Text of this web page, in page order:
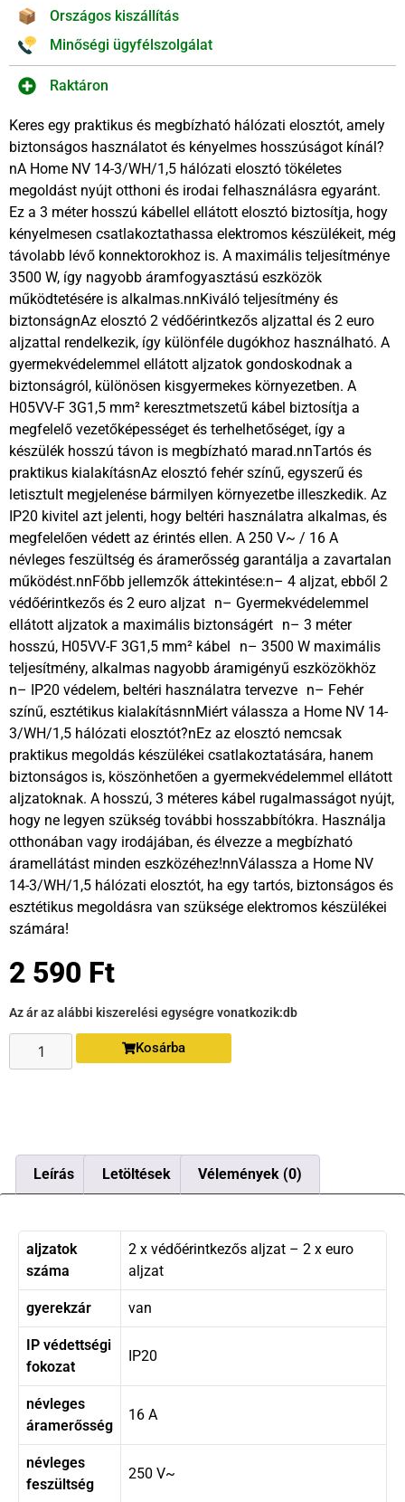
Országos kiszállítás
Minőségi ügyfélszolgálat
Raktáron
Keres egy praktikus és megbízható hálózati elosztót, amely
biztonságos használatot és kényelmes hosszúságot kínál?
nA Home NV 14-3/WH/1,5 hálózati elosztó tökéletes
megoldást nyújt otthoni és irodai felhasználásra egyaránt.
Ez a 3 méter hosszú kábellel ellátott elosztó biztosítja, hogy
kényelmesen csatlakoztathassa elektromos készülékeit, még
távolabb lévő konnektorokhoz is. A maximális teljesítménye
3500 W, így nagyobb áramfogyasztású eszközök
működtetésére is alkalmas.nnKiváló teljesítmény és
biztonságnAz elosztó 2 védőérintkezős aljzattal és 2 euro
aljzattal rendelkezik, így különféle dugókhoz használható. A
gyermekvédelemmel ellátott aljzatok gondoskodnak a
biztonságról, különösen kisgyermekes környezetben. A
H05VV-F 3G1,5 mm² keresztmetszetű kábel biztosítja a
megfelelő vezetőképességet és terhelhetőséget, így a
készülék hosszú távon is megbízható marad.nnTartós és
praktikus kialakításnAz elosztó fehér színű, egyszerű és
letisztult megjelenése bármilyen környezetbe illeszkedik. Az
IP20 kivitel azt jelenti, hogy beltéri használatra alkalmas, és
megfelelően védett az érintés ellen. A 250 V~ / 16 A
névleges feszültség és áramerősség garantálja a zavartalan
működést.nnFőbb jellemzők áttekintése:n– 4 aljzat, ebből 2
védőérintkezős és 2 euro aljzat n– Gyermekvédelemmel
ellátott aljzatok a maximális biztonságért n– 3 méter
hosszú, H05VV-F 3G1,5 mm² kábel n– 3500 W maximális
teljesítmény, alkalmas nagyobb áramigényű eszközökhöz
n– IP20 védelem, beltéri használatra tervezve n– Fehér
színű, esztétikus kialakításnnMiért válassza a Home NV 14-
3/WH/1,5 hálózati elosztót?nEz az elosztó nemcsak
praktikus megoldás készülékei csatlakoztatására, hanem
biztonságos is, köszönhetően a gyermekvédelemmel ellátott
aljzatoknak. A hosszú, 3 méteres kábel rugalmasságot nyújt,
hogy ne legyen szükség további hosszabbítókra. Használja
otthonában vagy irodájában, és élvezze a megbízható
áramellátást minden eszközéhez!nnVálassza a Home NV
14-3/WH/1,5 hálózati elosztót, ha egy tartós, biztonságos és
esztétikus megoldásra van szüksége elektromos készülékei
számára!
2 590 Ft
Az ár az alábbi kiszerelési egységre vonatkozik:db
Kosárba
Leírás Letöltések Vélemények (0)
aljzatok
száma
2 x védőérintkezős aljzat – 2 x euro
aljzat
gyerekzár van
IP védettségi
fokozat
IP20
névleges
áramerősség
16 A
névleges
feszültség
250 V~